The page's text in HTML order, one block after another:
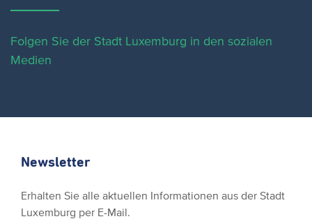
Folgen Sie der Stadt Luxemburg in den sozialen
Medien
Newsletter
Erhalten Sie alle aktuellen Informationen aus der Stadt
Luxemburg per E-Mail.